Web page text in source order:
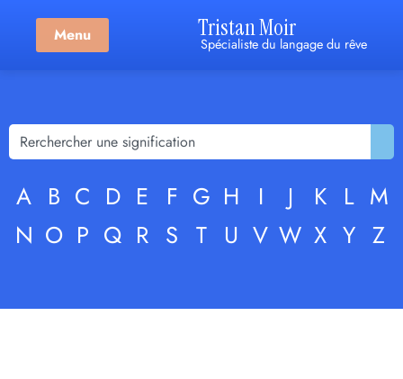
Menu Tristan Moir
Spécialiste du langage du rêve
A B C D E F G H I J K L M
N O P Q R S T U V W X Y Z